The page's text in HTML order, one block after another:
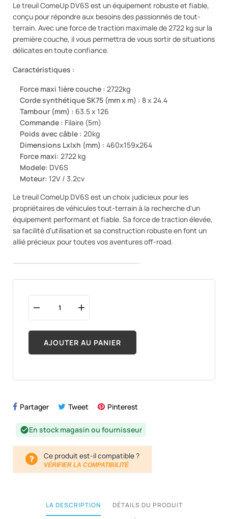
Le treuil ComeUp DV6S est un équipement robuste et fiable,
conçu pour répondre aux besoins des passionnés de tout-
terrain. Avec une force de traction maximale de 2722 kg sur la
première couche, il vous permettra de vous sortir de situations
délicates en toute confiance.
Caractéristiques :
Force maxi 1ière couche : 2722kg
Corde synthétique SK75 (mm x m) : 8 x 24.4
Tambour (mm) : 63.5 x 126
Commande : Filaire (5m)
Poids avec câble : 20kg
Dimensions Lxlxh (mm) : 460x159x264
Force maxi: 2722 kg
Modele: DV6S
Moteur: 12V / 3.2cv
Le treuil ComeUp DV6S est un choix judicieux pour les
propriétaires de véhicules tout-terrain à la recherche d'un
équipement performant et fiable. Sa force de traction élevée,
sa facilité d'utilisation et sa construction robuste en font un
allié précieux pour toutes vos aventures off-road.
AJOUTER AU PANIER
Partager Tweet Pinterest
check_circleEn stock magasin ou fournisseur
Ce produit est-il compatible ?
VÉRIFIER LA COMPATIBILITÉ
LA DESCRIPTION
DÉTAILS DU PRODUIT